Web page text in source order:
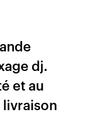
dj.
et au
livraison